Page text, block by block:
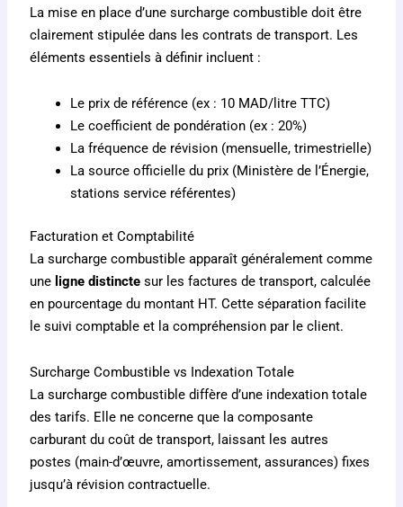
La mise en place d’une surcharge combustible doit être
clairement stipulée dans les contrats de transport. Les
éléments essentiels à définir incluent :
Le prix de référence (ex : 10 MAD/litre TTC)
Le coefficient de pondération (ex : 20%)
La fréquence de révision (mensuelle, trimestrielle)
La source officielle du prix (Ministère de l’Énergie,
stations service référentes)
Facturation et Comptabilité
La surcharge combustible apparaît généralement comme
une ligne distincte sur les factures de transport, calculée
en pourcentage du montant HT. Cette séparation facilite
le suivi comptable et la compréhension par le client.
Surcharge Combustible vs Indexation Totale
La surcharge combustible diffère d’une indexation totale
des tarifs. Elle ne concerne que la composante
carburant du coût de transport, laissant les autres
postes (main-d’œuvre, amortissement, assurances) fixes
jusqu’à révision contractuelle.